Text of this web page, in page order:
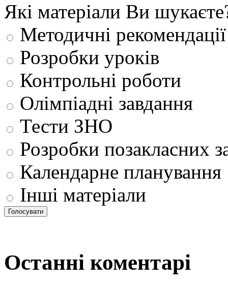
Які матеріали Ви
Методичні рекомендації
Розробки уроків
Контрольні роботи
Олімпіадні завдання
Тести ЗНО
Розробки позакласних
Календарне планування
Інші матеріали
Останні коментарі